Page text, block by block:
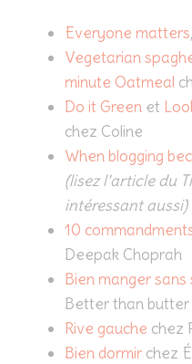
Everyone matters
Vegetarian
minute Oatmeal
Do it Green et
chez Coline
When blogging
(lisez l’article du
intéressant aussi)
10
Deepak Choprah
Bien manger sans
Better than butter
Rive gauche chez
Bien dormir chez